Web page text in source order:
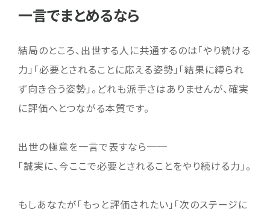
一言でまとめるなら
結局のところ、出世する人に共通するのは「やり続ける
力」「必要とされることに応える姿勢」「結果に縛られ
ず向き合う姿勢」。どれも派手さはありませんが、確実
に評価へとつながる本質です。
出世の極意を一言で表すなら──
「誠実に、今ここで必要とされることをやり続ける力」。
もしあなたが「もっと評価されたい」「次のステージに